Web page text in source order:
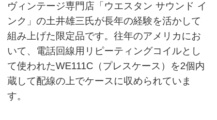
ヴィンテージ専門店「ウエスタン サウンド イ
ンク」の土井雄三氏が長年の経験を活かして
組み上げた限定品です。往年のアメリカにお
いて、電話回線用リピーティングコイルとし
て使われたWE111C（プレスケース）を2個内
蔵して配線の上でケースに収められていま
す。